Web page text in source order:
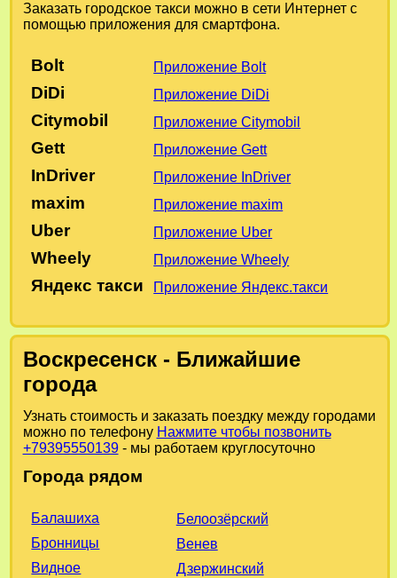
Заказать городское такси можно в сети Интернет с
помощью приложения для смартфона.
Bolt Приложение Bolt
DiDi Приложение DiDi
Citymobil Приложение Citymobil
Gett Приложение Gett
InDriver Приложение InDriver
maxim Приложение maxim
Uber Приложение Uber
Wheely Приложение Wheely
Яндекс такси Приложение Яндекс.такси
Воскресенск - Ближайшие
города
Узнать стоимость и заказать поездку между городами
можно по телефону Нажмите чтобы позвонить
+79395550139- мы работаем круглосуточно
Города рядом
Балашиха
Белоозёрский
Бронницы
Венев
Видное
Дзержинский